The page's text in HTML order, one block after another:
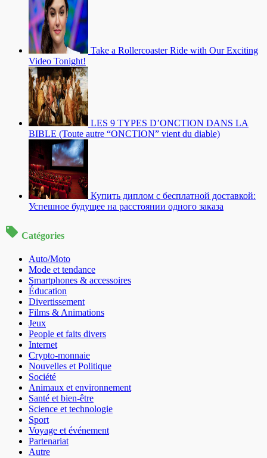
Take a Rollercoaster Ride with Our Exciting
Video Tonight!
LES 9 TYPES D’ONCTION DANS LA
BIBLE (Toute autre “ONCTION” vient du diable)
Купить диплом с бесплатной доставкой:
Успешное будущее на расстоянии одного заказа
Catégories
Auto/Moto
Mode et tendance
Smartphones & accessoires
Éducation
Divertissement
Films & Animations
Jeux
People et faits divers
Internet
Crypto-monnaie
Nouvelles et Politique
Société
Animaux et environnement
Santé et bien-être
Science et technologie
Sport
Voyage et événement
Partenariat
Autre